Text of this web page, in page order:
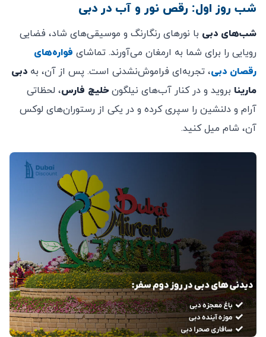
شب روز اول: رقص نور و آب در دبی
شب‌های دبی با نورهای رنگارنگ و موسیقی‌های شاد، فضایی
رویایی را برای شما به ارمغان می‌آورند. تماشای فواره‌های
رقصان دبی، تجربه‌ای فراموش‌نشدنی است. پس از آن، به دبی
مارینا بروید و در کنار آب‌های نیلگونخلیج فارس، لحظاتی
آرام و دلنشین را سپری کرده و در یکی از رستوران‌های لوکس
آن، شام میل کنید.